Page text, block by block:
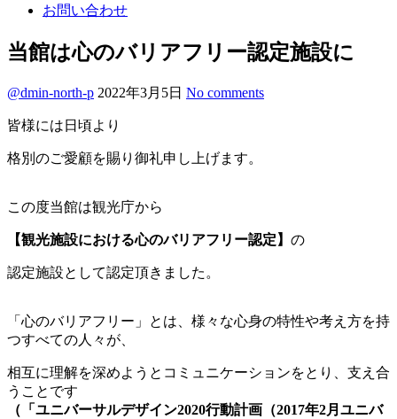
お問い合わせ
当館は心のバリアフリー認定施設に
@dmin-north-p 2022年3月5日 No comments
皆様には日頃より
格別のご愛顧を賜り御礼申し上げます。
この度当館は観光庁から
【観光施設における心のバリアフリー認定】 の
認定施設として認定頂きました。
「心のバリアフリー」とは、様々な心身の特性や考え方を持
つすべての人々が、
相互に理解を深めようとコミュニケーションをとり、支え合
うことです
（「ユニバーサルデザイン2020行動計画（2017年2月ユニバ